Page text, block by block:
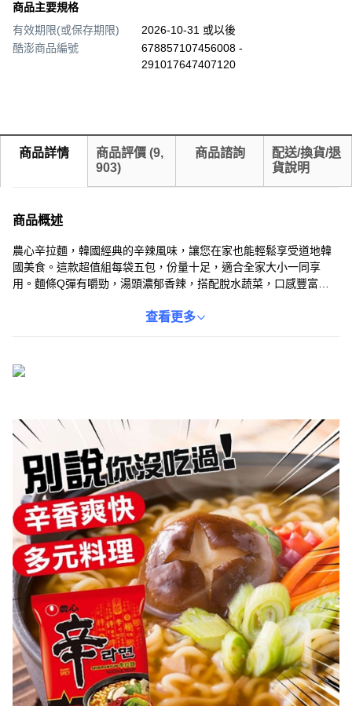
商品主要規格
有效期限(或保存期限)
2026-10-31 或以後
酷澎商品編號
678857107456008 -
291017647407120
商品詳情 商品評價 (9,
903)
商品諮詢
配送/換貨/退
貨說明
商品概述
農心辛拉麵，韓國經典的辛辣風味，讓您在家也能輕鬆享受道地韓
國美食。這款超值組每袋五包，份量十足，適合全家大小一同享
用。麵條Q彈有嚼勁，湯頭濃郁香辣，搭配脫水蔬菜，口感豐富。
保存方式簡單，只需避免高溫及多濕處即可。
查看更多